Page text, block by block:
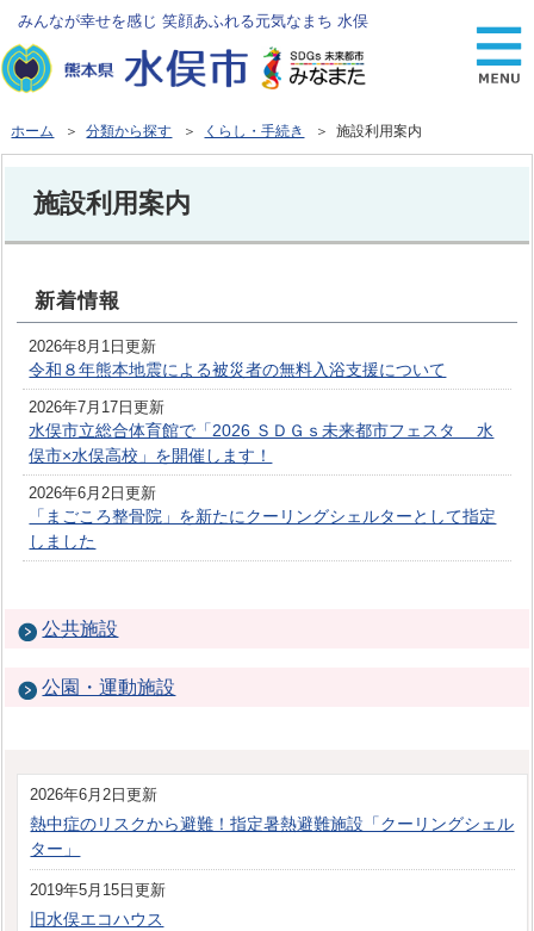
みんなが幸せを感じ 笑顔あふれる元気なまち 水俣
ホーム ＞分類から探す ＞ くらし・手続き ＞ 施設利用案内
施設利用案内
新着情報
2026年8月1日更新
令和８年熊本地震による被災者の無料入浴支援について
2026年7月17日更新
水俣市立総合体育館で「2026 ＳＤＧｓ未来都市フェスタ 水
俣市×水俣高校」を開催します！
2026年6月2日更新
「まごころ整骨院」を新たにクーリングシェルターとして指定
しました
公共施設
公園・運動施設
2026年6月2日更新
熱中症のリスクから避難！指定暑熱避難施設「クーリングシェル
ター」
2019年5月15日更新
旧水俣エコハウス